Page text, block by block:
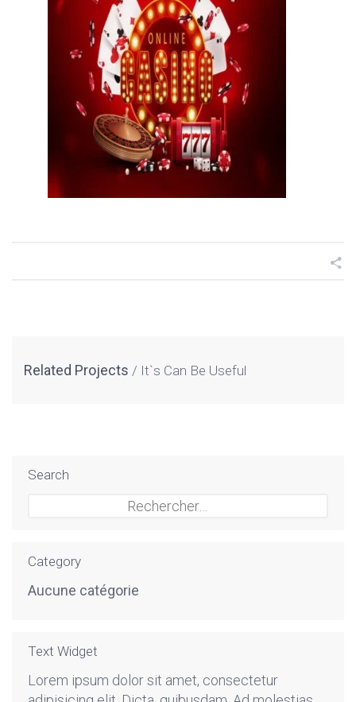
Related Projects It`s Can Be Useful
Search
Category
Aucune catégorie
Text Widget
Lorem ipsum dolor sit amet, consectetur